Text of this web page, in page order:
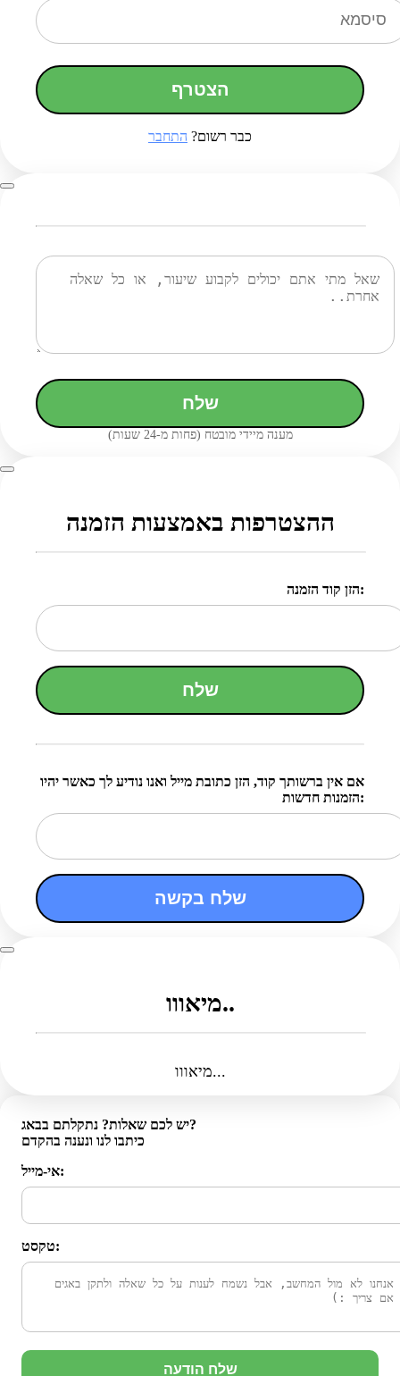
הצטרף
כבר רשום? התחבר
שלח
מענה מיידי מובטח (פחות מ-24 שעות)
ההצטרפות באמצעות הזמנה
הזן קוד הזמנה:
שלח
אם אין ברשותך קוד, הזן כתובת מייל ואנו נודיע לך כאשר יהיו
הזמנות חדשות:
שלח בקשה
מיאווו..
מיאווו...
יש לכם שאלות? נתקלתם בבאג?
כיתבו לנו ונענה בהקדם
אי-מייל:
טקסט:
שלח הודעה